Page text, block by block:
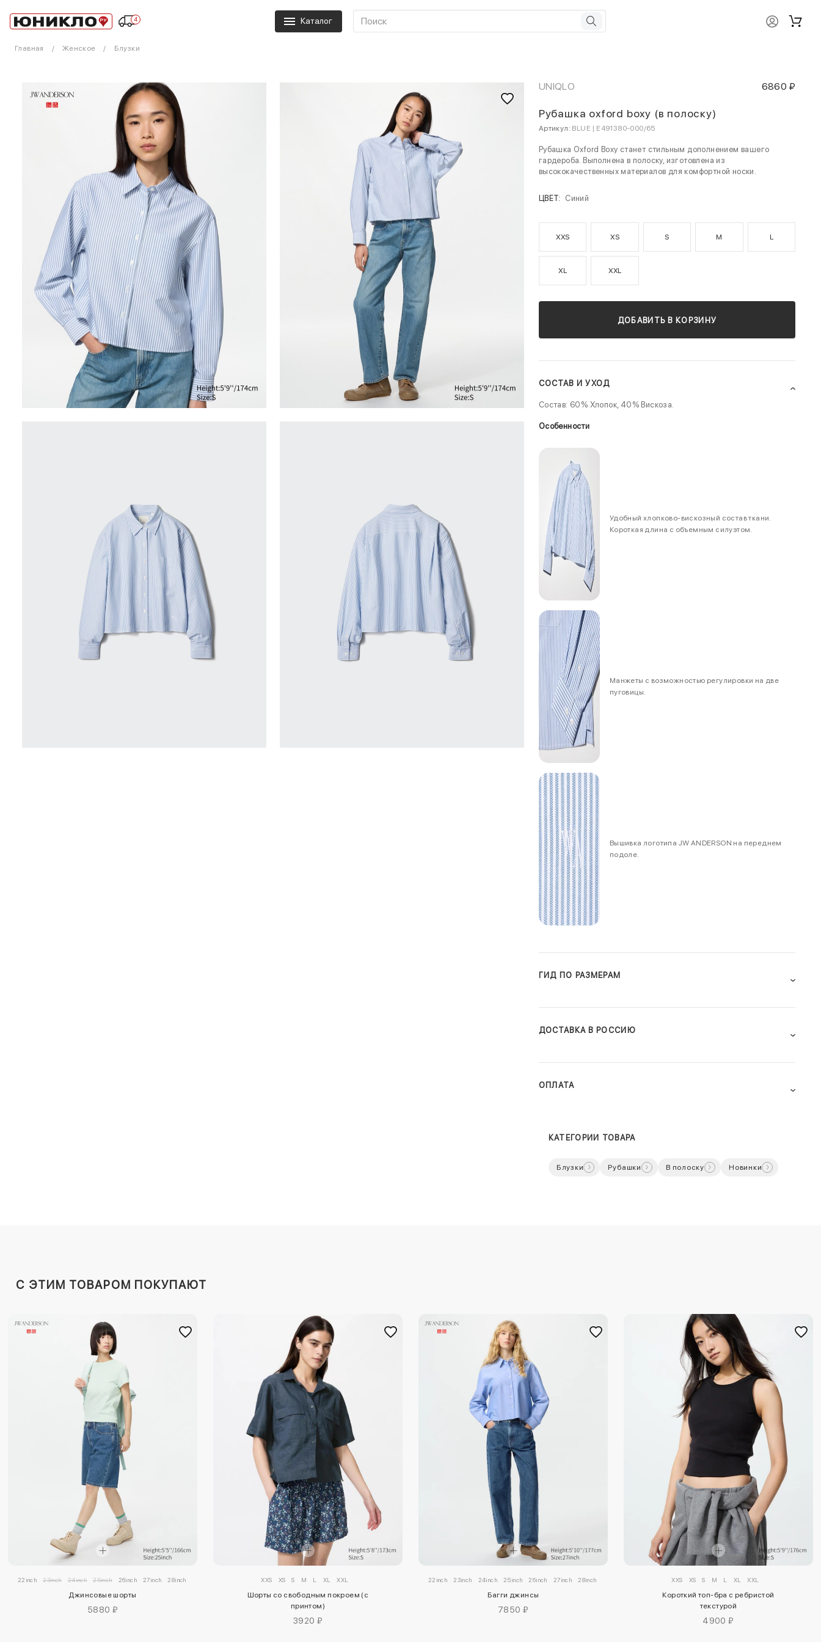
4 Каталог
Главная Женское Блузки
UNIQLO 6860 ₽
Рубашка oxford boxy (в полоску)
Артикул: BLUE | E491380-000/65
Рубашка Oxford Boxy станет стильным дополнением вашего
гардероба. Выполнена в полоску, изготовлена из
высококачественных материалов для комфортной носки.
ЦВЕТ: Синий
XXS XS S M L
XL XXL
ДОБАВИТЬ В КОРЗИНУ
СОСТАВ И УХОД
Состав: 60% Хлопок, 40% Вискоза.
Особенности
Удобный хлопково-вискозный состав ткани.
Короткая длина с объемным силуэтом.
Манжеты с возможностью регулировки на две
пуговицы.
Вышивка логотипа JW ANDERSON на переднем
подоле.
ГИД ПО РАЗМЕРАМ
ДОСТАВКА В РОССИЮ
ОПЛАТА
КАТЕГОРИИ ТОВАРА
Блузки Рубашки В полоску Новинки
C ЭТИМ ТОВАРОМ ПОКУПАЮТ
22inch 23inch 24inch 25inch 26inch 27inch 28inch 34inch
Джинсовые шорты
5880 ₽
XXS XS S M L XL XXL
Шорты со свободным покроем (с
принтом)
3920 ₽
22inch 23inch 24inch 25inch 26inch 27inch 28inch 34inch
Багги джинсы
7850 ₽
XXS XS S M L XL XXL
Короткий топ-бра с ребристой
текстурой
4900 ₽